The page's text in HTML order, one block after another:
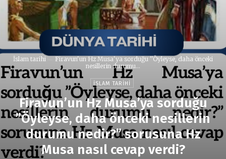
İslam tarihi
Firavun'un Hz Musa'ya sorduğu ''Öyleyse, daha önceki
nesillerin durumu...
İSLAM TARIHI
Firavun’un Hz Musa’ya sorduğu
”Öyleyse, daha önceki nesillerin
durumu nedir?” sorusuna Hz
Musa nasıl cevap verdi?